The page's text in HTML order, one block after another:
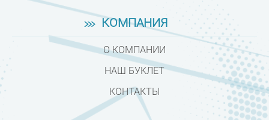
КОМПАНИЯ
О КОМПАНИИ
НАШ БУКЛЕТ
КОНТАКТЫ